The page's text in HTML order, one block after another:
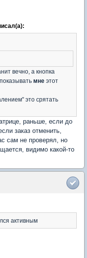
вечно, а кнопка
мне этот
это срятать
раньше, если до
заказ отменить,
сам не проверял, но
видимо какой-то
активным